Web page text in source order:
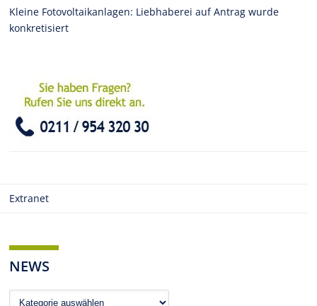
Kleine Fotovoltaikanlagen: Liebhaberei auf Antrag wurde
konkretisiert
Extranet
NEWS
News